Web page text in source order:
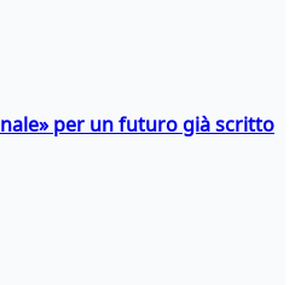
per un futuro già scritto